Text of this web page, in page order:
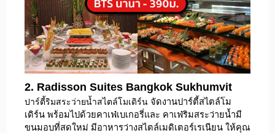
2. Radisson Suites Bangkok Sukhumvit
ปาร์ตี้ริมสระว่ายน้ำสไตล์โมเดิร์น จัดงานปาร์ตี้สไตล์โม
เดิร์น พร้อมไปด้วยคาเฟ่เบเกอรี่และ คาเฟ่ริมสระว่ายน้ำมี
ขนมอบที่สดใหม่ มีอาหารว่างสไตล์เมดิเตอร์เรเนียน ให้คุณ